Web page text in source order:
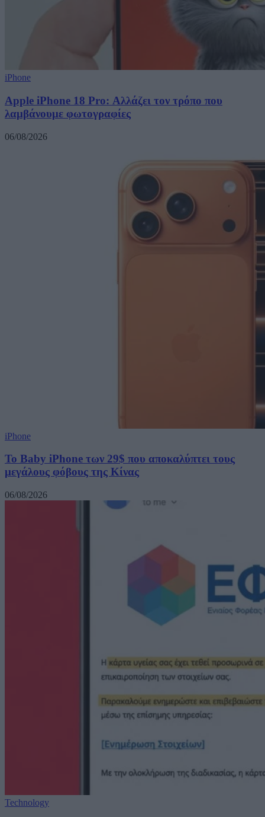
iPhone
Apple iPhone 18 Pro: Αλλάζει τον τρόπο που
λαμβάνουμε φωτογραφίες
06/08/2026
iPhone
Το Baby iPhone των 29$ που αποκαλύπτει τους
μεγάλους φόβους της Κίνας
06/08/2026
Technology